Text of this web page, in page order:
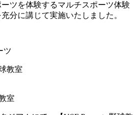
ツを体験するマルチスポーツ体験
分に講じて実施いたしました。
ツ
室